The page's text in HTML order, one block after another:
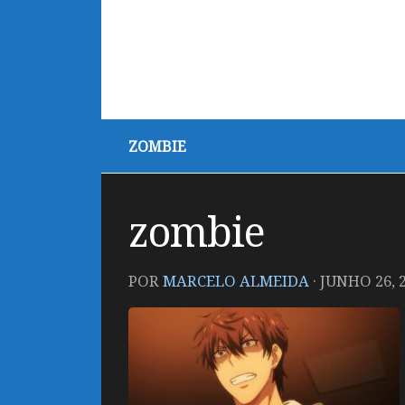
ZOMBIE
zombie
PORMARCELO ALMEIDA · JUNHO 26,